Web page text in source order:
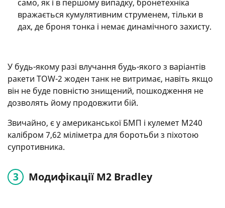
само, як і в першому випадку, бронетехніка
вражається кумулятивним струменем, тільки в
дах, де броня тонка і немає динамічного захисту.
У будь-якому разі влучання будь-якого з варіантів
ракети TOW-2 жоден танк не витримає, навіть якщо
він не буде повністю знищений, пошкодження не
дозволять йому продовжити бій.
Звичайно, є у американської БМП і кулемет М240
калібром 7,62 міліметра для боротьби з піхотою
супротивника.
Модифікації M2 Bradley